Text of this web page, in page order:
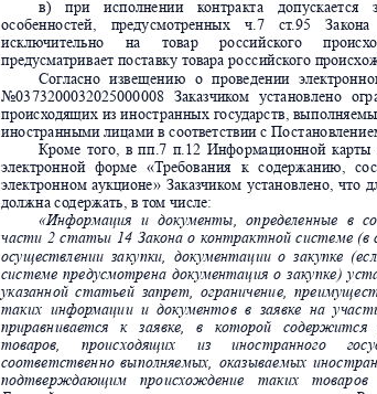
в)
при исполнении контракта допускается
особенностей, предусмотренных ч.7 ст.95 Закона
исключительно на товар российского происх
предусматривает поставку товара российского происх
Согласно извещению о проведении электрон
№0373200032025000008 Заказчиком установлено огр
происходящих из иностранных государств, выполняемы
иностранными лицами в соответствии с Постановлени
Кроме того, в пп.7 п.12 Информационной карты
электронной форме «Требования к содержанию, со
электронном аукционе» Заказчиком установлено, что д
должна содержать, в том числе:
«Информация и документы, определенные в с
части 2 статьи 14 Закона о контрактной системе (в
осуществлении закупки, документации о закупке (есл
системе предусмотрена документация о закупке) уст
указанной статьей запрет, ограничение, преимущ
таких информации и документов в заявке на участ
приравнивается   к   заявке,   в   которой   содержится
товаров, происходящих из иностранного госу
соответственно выполняемых, оказываемых иност
подтверждающим происхождение таких товаров